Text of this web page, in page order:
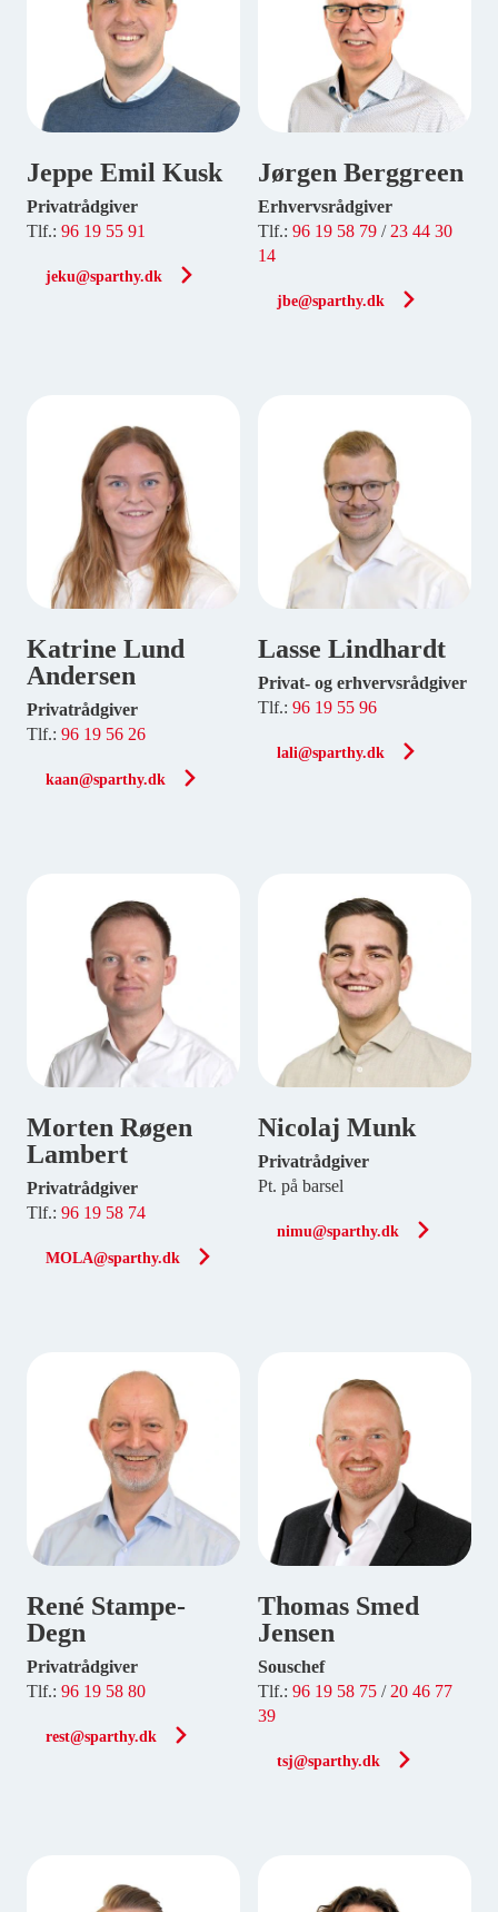
Jeppe Emil Kusk
Privatrådgiver
Tlf.: 96 19 55 91
jeku@sparthy.dk
Jørgen Berggreen
Erhvervsrådgiver
Tlf.: 96 19 58 79 / 23 44 30
14
jbe@sparthy.dk
Katrine Lund
Andersen
Privatrådgiver
Tlf.: 96 19 56 26
kaan@sparthy.dk
Lasse Lindhardt
Privat- og erhvervsrådgiver
Tlf.: 96 19 55 96
lali@sparthy.dk
Morten Røgen
Lambert
Privatrådgiver
Tlf.: 96 19 58 74
MOLA@sparthy.dk
Nicolaj Munk
Privatrådgiver
Pt. på barsel
nimu@sparthy.dk
René Stampe-
Degn
Privatrådgiver
Tlf.: 96 19 58 80
rest@sparthy.dk
Thomas Smed
Jensen
Souschef
Tlf.: 96 19 58 75 / 20 46 77
39
tsj@sparthy.dk